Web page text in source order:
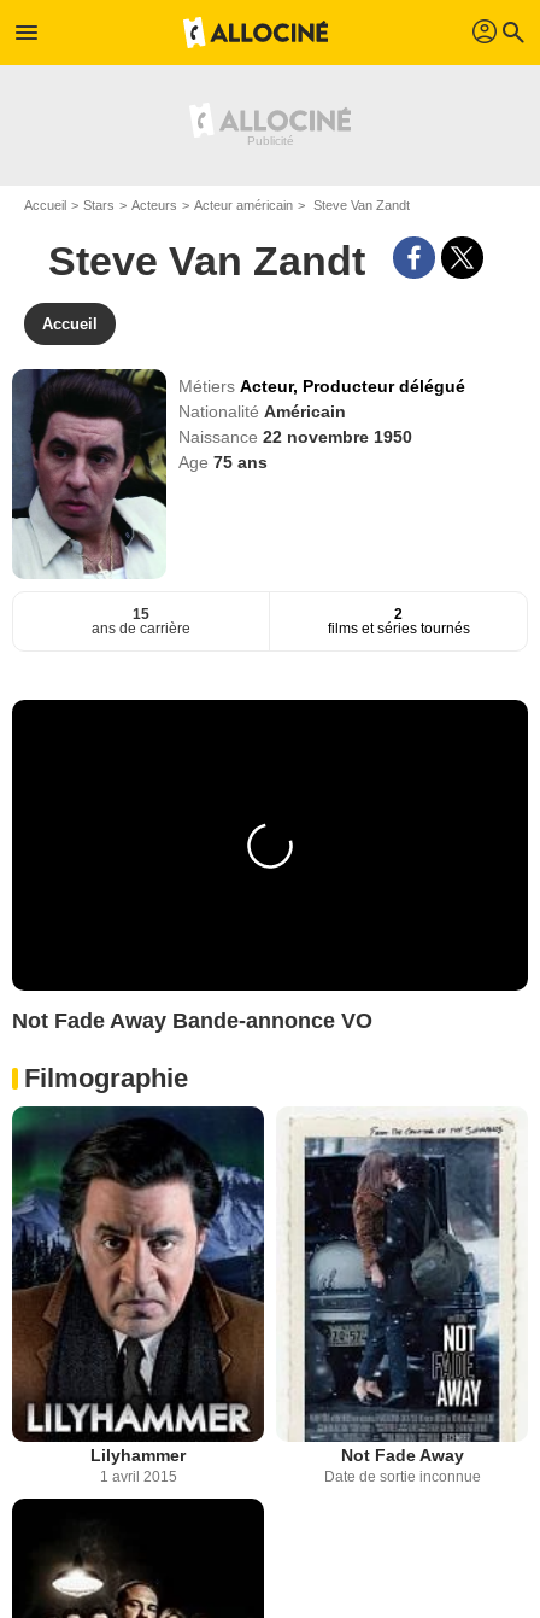
menu profil search
Accueil Stars Acteurs Acteur américain Steve Van Zandt
Steve Van Zandt
Accueil
MétiersActeur, Producteur délégué
NationalitéAméricain
Naissance22 novembre 1950
Age75 ans
15
ans de carrière
2
films et séries tournés
Not Fade Away Bande-annonce VO
Filmographie
Lilyhammer
1 avril 2015
Not Fade Away
Date de sortie inconnue